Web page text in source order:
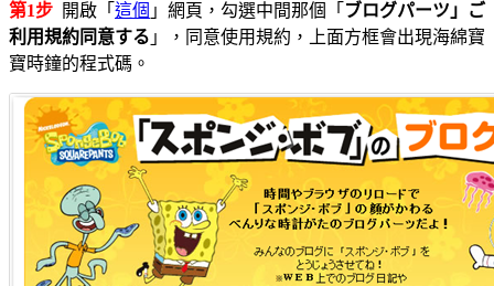
第1步 開啟「 這個 」網頁，勾選中間那個「 ブログパーツ」ご
利用規約同意する 」，同意使用規約，上面方框會出現海綿寶
寶時鐘的程式碼。